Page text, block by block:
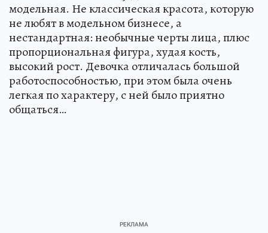
модельная. Не классическая красота, которую
не любят в модельном бизнесе, а
нестандартная: необычные черты лица, плюс
пропорциональная фигура, худая кость,
высокий рост. Девочка отличалась большой
работоспособностью, при этом была очень
легкая по характеру, с ней было приятно
общаться…